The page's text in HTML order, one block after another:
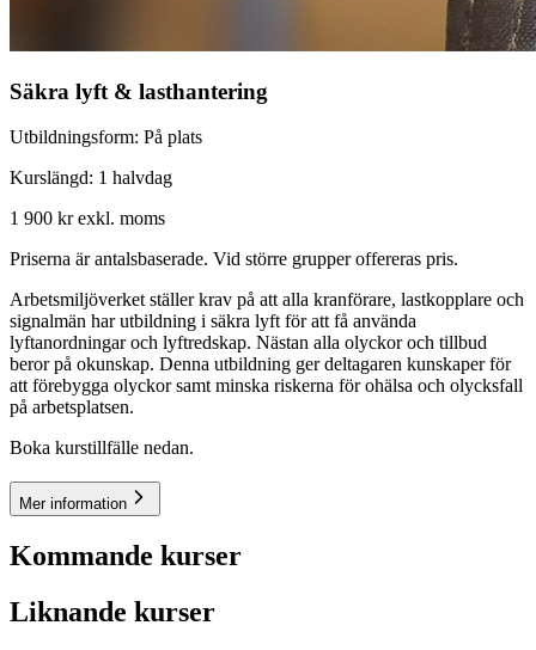
Säkra lyft & lasthantering
Utbildningsform: På plats
Kurslängd: 1 halvdag
1 900 kr exkl. moms
Priserna är antalsbaserade. Vid större grupper offereras pris.
Arbetsmiljöverket ställer krav på att alla kranförare, lastkopplare och
signalmän har utbildning i säkra lyft för att få använda
lyftanordningar och lyftredskap. Nästan alla olyckor och tillbud
beror på okunskap. Denna utbildning ger deltagaren kunskaper för
att förebygga olyckor samt minska riskerna för ohälsa och olycksfall
på arbetsplatsen.
Boka kurstillfälle nedan.
Mer information
Kommande kurser
Liknande kurser